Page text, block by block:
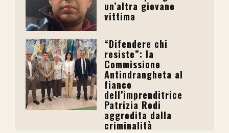
un’altra giovane
vittima
“Difendere chi
resiste”: la
Commissione
Antindrangheta al
fianco
dell’imprenditrice
Patrizia Rodi
aggredita dalla
criminalità